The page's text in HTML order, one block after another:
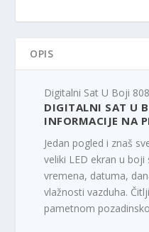
e
j
e
b
i
a
:
2
.
4
OPIS
Digitalni Sat U Boji
DIGITALNI SAT U
INFORMACIJE NA
Jedan pogled i znaš
veliki LED ekran u
vremena, datuma,
vlažnosti vazduha.
pametnom